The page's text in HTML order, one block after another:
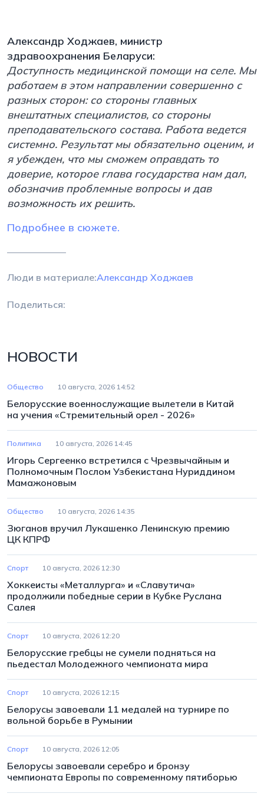
Александр Ходжаев, министр
здравоохранения Беларуси:
Доступность медицинской помощи на селе. Мы
работаем в этом направлении совершенно с
разных сторон: со стороны главных
внештатных специалистов, со стороны
преподавательского состава. Работа ведется
системно. Результат мы обязательно оценим, и
я убежден, что мы сможем оправдать то
доверие, которое глава государства нам дал,
обозначив проблемные вопросы и дав
возможность их решить.
Подробнее в сюжете.
Люди в материале:Александр Ходжаев
Поделиться:
НОВОСТИ
Общество 10 августа, 2026 14:52
Белорусские военнослужащие вылетели в Китай
на учения «Стремительный орел - 2026»
Политика 10 августа, 2026 14:45
Игорь Сергеенко встретился с Чрезвычайным и
Полномочным Послом Узбекистана Нуриддином
Мамажоновым
Общество 10 августа, 2026 14:35
Зюганов вручил Лукашенко Ленинскую премию
ЦК КПРФ
Спорт 10 августа, 2026 12:30
Хоккеисты «Металлурга» и «Славутича»
продолжили победные серии в Кубке Руслана
Салея
Спорт 10 августа, 2026 12:20
Белорусские гребцы не сумели подняться на
пьедестал Молодежного чемпионата мира
Спорт 10 августа, 2026 12:15
Белорусы завоевали 11 медалей на турнире по
вольной борьбе в Румынии
Спорт 10 августа, 2026 12:05
Белорусы завоевали серебро и бронзу
чемпионата Европы по современному пятиборью